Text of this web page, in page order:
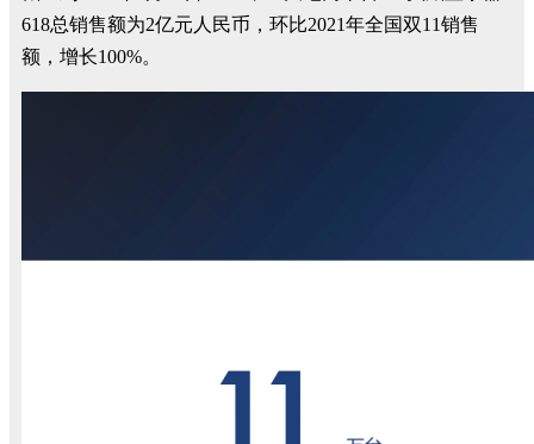
618总销售额为2亿元人民币，环比2021年全国双11销售
额，增长100%。